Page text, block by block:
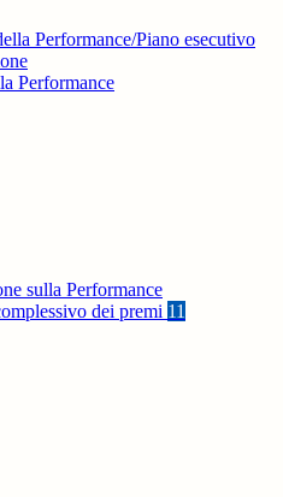
Performance/Piano esecutivo
Performance
sulla Performance
dei premi 11